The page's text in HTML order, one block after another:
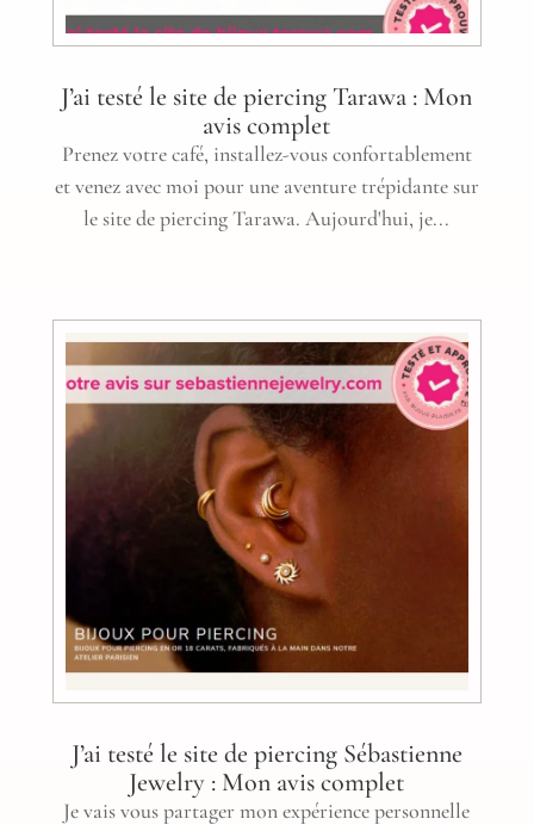
J’ai testé le site de piercing Tarawa : Mon
avis complet
Prenez votre café, installez-vous confortablement
et venez avec moi pour une aventure trépidante sur
le site de piercing Tarawa. Aujourd'hui, je...
J’ai testé le site de piercing Sébastienne
Jewelry : Mon avis complet
Je vais vous partager mon expérience personnelle